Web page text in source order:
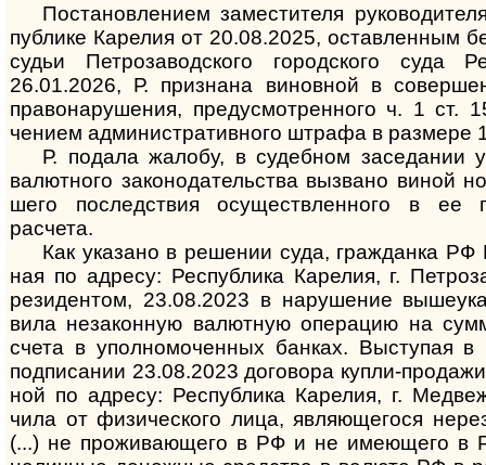
Постановлением заместителя
пуб­лике Каре­лия от 20.08.2025, остав­ленным
судьи Петро­завод­ского город­ского суда
26.01.2026, Р. приз­нана винов­ной в
право­нару­шения, преду­смот­рен­ного ч. 1
чением админи­стра­тив­ного штрафа в раз­мере
Р. подала жалобу, в судебном заседании
валют­ного зако­нода­тель­ства выз­вано виной
шего послед­ствия осущест­влен­ного в ее
расчета.
Как указано в решении суда, гражданка РФ
ная по адресу: Рес­пуб­лика Каре­лия, г.
рези­дентом, 23.08.2023 в нару­шение
вила неза­конную валют­ную опера­цию на
счета в упол­номо­чен­ных бан­ках. Высту­пая в
подпи­сании 23.08.2023 дого­вора купли-­
ной по адресу: Рес­пуб­лика Каре­лия, г.
чила от физи­чес­кого лица, являю­щегося
(...) не прожи­вающего в РФ и не имею­щего в